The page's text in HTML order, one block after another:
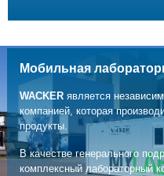
Мобильная
WACKERявляется
компанией, которая
продукты.
В качестве генерального
комплексный лабораторный